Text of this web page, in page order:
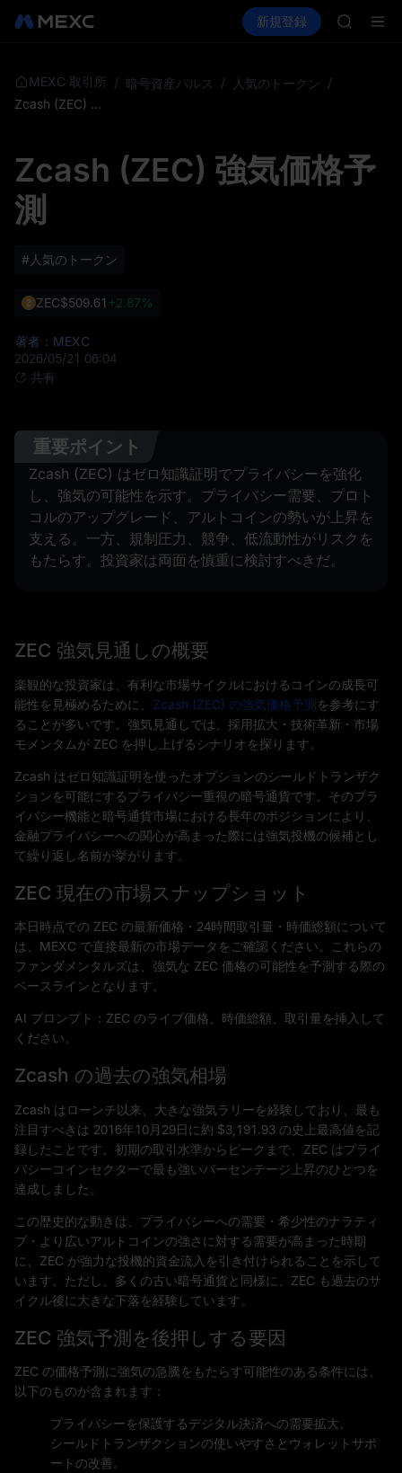
現物 先物取引 SPCX
新規登録
AAOI
ロック
MEXC 取引所 / 暗号資産パルス / 人気のトークン
/
Zcash (ZEC) 強気価格予測
Zcash (ZEC) 強気価格予
測
#人気のトークン
ZEC$509.61 +2.87%
著者：MEXC
2026/05/21 06:04
共有
重要ポイント
Zcash (ZEC) はゼロ知識証明でプライバシーを強化
し、強気の可能性を示す。プライバシー需要、プロト
コルのアップグレード、アルトコインの勢いが上昇を
支える。一方、規制圧力、競争、低流動性がリスクを
もたらす。投資家は両面を慎重に検討すべきだ。
ZEC 強気見通しの概要
楽観的な投資家は、有利な市場サイクルにおけるコインの成長可
能性を見極めるために、 Zcash (ZEC) の強気価格予測を参考にす
ることが多いです。強気見通しでは、採用拡大・技術革新・市場
モメンタムが ZEC を押し上げるシナリオを探ります。
Zcash はゼロ知識証明を使ったオプションのシールドトランザク
ションを可能にするプライバシー重視の暗号通貨です。そのプラ
イバシー機能と暗号通貨市場における長年のポジションにより、
金融プライバシーへの関心が高まった際には強気投機の候補とし
て繰り返し名前が挙がります。
ZEC 現在の市場スナップショット
本日時点での ZEC の最新価格・24時間取引量・時価総額について
は、MEXC で直接最新の市場データをご確認ください。これらの
ファンダメンタルズは、強気な ZEC 価格の可能性を予測する際の
ベースラインとなります。
AI プロンプト：ZEC のライブ価格、時価総額、取引量を挿入して
ください。
Zcash の過去の強気相場
Zcash はローンチ以来、大きな強気ラリーを経験しており、最も
注目すべきは 2016年10月29日に約 $3,191.93 の史上最高値を記
録したことです。初期の取引水準からピークまで、ZEC はプライ
バシーコインセクターで最も強いパーセンテージ上昇のひとつを
達成しました。
この歴史的な動きは、プライバシーへの需要・希少性のナラティ
ブ・より広いアルトコインの強さに対する需要が高まった時期
に、ZEC が強力な投機的資金流入を引き付けられることを示して
います。ただし、多くの古い暗号通貨と同様に、ZEC も過去のサ
イクル後に大きな下落を経験しています。
ZEC 強気予測を後押しする要因
ZEC の価格予測に強気の急騰をもたらす可能性のある条件には、
以下のものが含まれます：
プライバシーを保護するデジタル決済への需要拡大。
シールドトランザクションの使いやすさとウォレットサポ
ートの改善。